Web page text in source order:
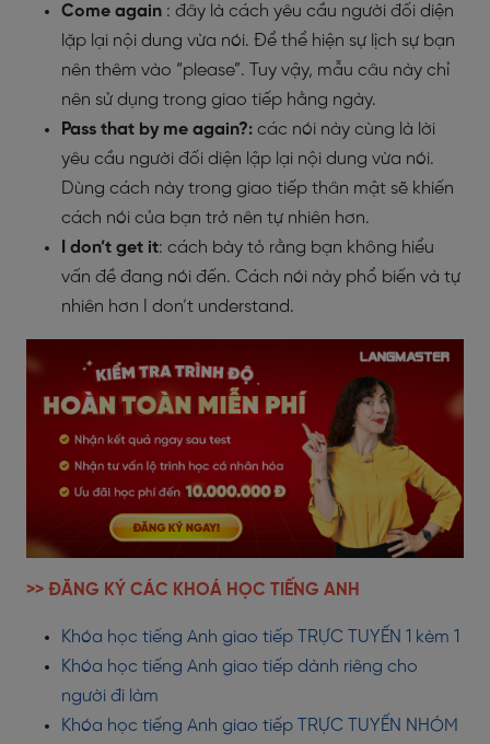
Come again : đây là cách yêu cầu người đối diện
lặp lại nội dung vừa nói. Để thể hiện sự lịch sự bạn
nên thêm vào “please”. Tuy vậy, mẫu câu này chỉ
nên sử dụng trong giao tiếp hằng ngày.
Pass that by me again?: các nói này cùng là lời
yêu cầu người đối diện lập lại nội dung vừa nói.
Dùng cách này trong giao tiếp thân mật sẽ khiến
cách nói của bạn trở nên tự nhiên hơn.
I don’t get it: cách bày tỏ rằng bạn không hiểu
vấn đề đang nói đến. Cách nói này phổ biến và tự
nhiên hơn I don’t understand.
>> ĐĂNG KÝ CÁC KHOÁ HỌC TIẾNG ANH
Khóa học tiếng Anh giao tiếp TRỰC TUYẾN 1 kèm 1
Khóa học tiếng Anh giao tiếp dành riêng cho
người đi làm
Khóa học tiếng Anh giao tiếp TRỰC TUYẾN NHÓM